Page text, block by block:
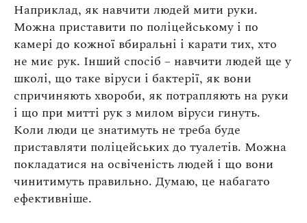
Наприклад, як навчити людей мити руки.
Можна приставити по поліцейському і по
камері до кожної вбиральні і карати тих, хто
не миє рук. Інший спосіб – навчити людей ще у
школі, що таке віруси і бактерії, як вони
спричиняють хвороби, як потрапляють на руки
і що при митті рук з милом віруси гинуть.
Коли люди це знатимуть не треба буде
приставляти поліцейських до туалетів. Можна
покладатися на освіченість людей і що вони
чинитимуть правильно. Думаю, це набагато
ефективніше.